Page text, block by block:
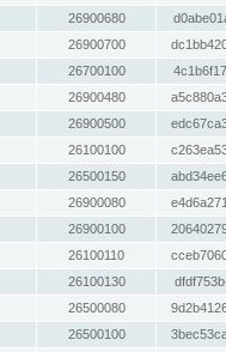
26900680
26900700
26700100
26900480
26900500
26100100
26500150
26900080
26900100
26100110
26100130
26500080
26500100